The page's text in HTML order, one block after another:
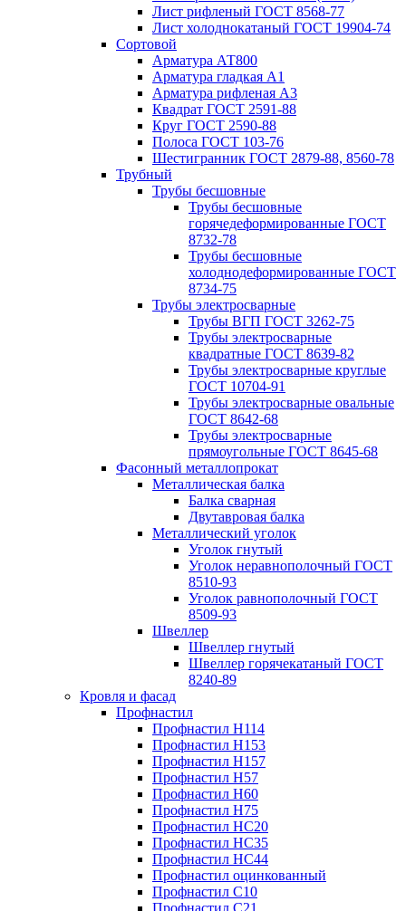
Лист рифленый ГОСТ 8568-77
Лист холоднокатаный ГОСТ 19904-74
Сортовой
Арматура АТ800
Арматура гладкая А1
Арматура рифленая А3
Квадрат ГОСТ 2591-88
Круг ГОСТ 2590-88
Полоса ГОСТ 103-76
Шестигранник ГОСТ 2879-88, 8560-78
Трубный
Трубы бесшовные
Трубы бесшовные
горячедеформированные ГОСТ
8732-78
Трубы бесшовные
холоднодеформированные ГОСТ
8734-75
Трубы электросварные
Трубы ВГП ГОСТ 3262-75
Трубы электросварные
квадратные ГОСТ 8639-82
Трубы электросварные круглые
ГОСТ 10704-91
Трубы электросварные овальные
ГОСТ 8642-68
Трубы электросварные
прямоугольные ГОСТ 8645-68
Фасонный металлопрокат
Металлическая балка
Балка сварная
Двутавровая балка
Металлический уголок
Уголок гнутый
Уголок неравнополочный ГОСТ
8510-93
Уголок равнополочный ГОСТ
8509-93
Швеллер
Швеллер гнутый
Швеллер горячекатаный ГОСТ
8240-89
Кровля и фасад
Профнастил
Профнастил Н114
Профнастил Н153
Профнастил Н157
Профнастил Н57
Профнастил Н60
Профнастил Н75
Профнастил НС20
Профнастил НС35
Профнастил НС44
Профнастил оцинкованный
Профнастил С10
Профнастил С21